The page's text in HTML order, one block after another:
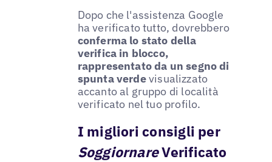
Dopo che l'assistenza Google
ha verificato tutto, dovrebbero
conferma lo stato della
verifica in blocco,
rappresentato da un segno di
spunta verdevisualizzato
accanto al gruppo di località
verificato nel tuo profilo.
I migliori consigli per
SoggiornareVerificato